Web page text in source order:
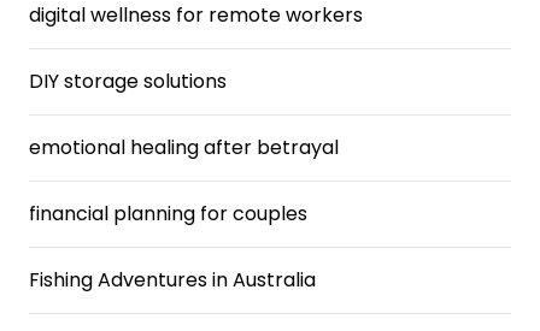
digital wellness for remote workers
DIY storage solutions
emotional healing after betrayal
financial planning for couples
Fishing Adventures in Australia